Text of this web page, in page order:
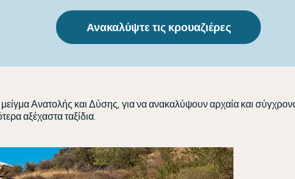
Ανακαλύψτε τις κρουαζιέρες
Ανατολής και Δύσης, για να ανακαλύψουν αρχαία και
αξέχαστα ταξίδια.